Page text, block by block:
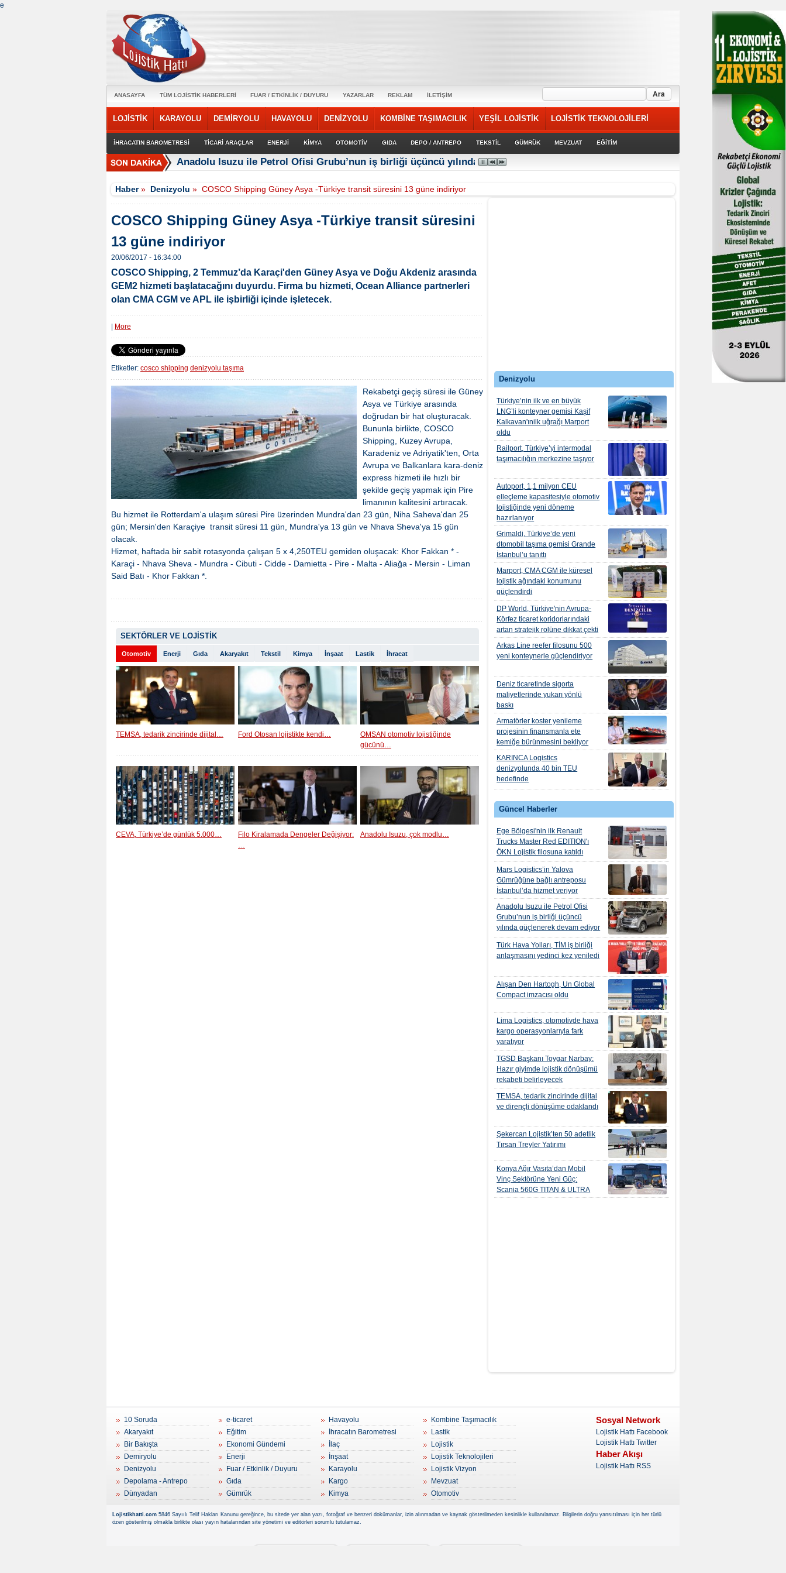
e
ANASAYFA TÜM LOJİSTİK HABERLERİ FUAR / ETKİNLİK / DUYURU YAZARLAR REKLAM İLETİŞİM
LOJİSTİK KARAYOLU DEMİRYOLU HAVAYOLU DENİZYOLU KOMBİNE TAŞIMACILIK YEŞİL LOJİSTİK LOJİSTİK TEKNOLOJİLERİ
İHRACATIN BAROMETRESİ TİCARİ ARAÇLAR ENERJİ KİMYA OTOMOTİV GIDA DEPO / ANTREPO TEKSTİL GÜMRÜK MEVZUAT EĞİTİM
Anadolu Isuzu ile Petrol Ofisi Grubu’nun iş birliği üçüncü yılında güçlenerek devam ediyor
Haber» Denizyolu »COSCO Shipping Güney Asya -Türkiye transit süresini 13 güne indiriyor
Denizyolu
Türkiye’nin ilk ve en büyük
LNG’li konteyner gemisi Kaşif
Kalkavan'ınilk uğrağı Marport
oldu
Railport, Türkiye’yi intermodal
taşımacılığın merkezine taşıyor
Autoport, 1,1 milyon CEU
elleçleme kapasitesiyle otomotiv
lojistiğinde yeni döneme
hazırlanıyor
Grimaldi, Türkiye’de yeni
dtomobil taşıma gemisi Grande
İstanbul’u tanıttı
Marport, CMA CGM ile küresel
lojistik ağındaki konumunu
güçlendirdi
DP World, Türkiye'nin Avrupa-
Körfez ticaret koridorlarındaki
artan stratejik rolüne dikkat çekti
Arkas Line reefer filosunu 500
yeni konteynerle güçlendiriyor
Deniz ticaretinde sigorta
maliyetlerinde yukarı yönlü
baskı
Armatörler koster yenileme
projesinin finansmanla ete
kemiğe bürünmesini bekliyor
KARINCA Logistics
denizyolunda 40 bin TEU
hedefinde
Güncel Haberler
Ege Bölgesi'nin ilk Renault
Trucks Master Red EDITION'ı
ÖKN Lojistik filosuna katıldı
Mars Logistics’in Yalova
Gümrüğüne bağlı antreposu
İstanbul’da hizmet veriyor
Anadolu Isuzu ile Petrol Ofisi
Grubu’nun iş birliği üçüncü
yılında güçlenerek devam ediyor
Türk Hava Yolları, TİM iş birliği
anlaşmasını yedinci kez yeniledi
Alışan Den Hartogh, Un Global
Compact imzacısı oldu
Lima Logistics, otomotivde hava
kargo operasyonlarıyla fark
yaratıyor
TGSD Başkanı Toygar Narbay:
Hazır giyimde lojistik dönüşümü
rekabeti belirleyecek
TEMSA, tedarik zincirinde dijital
ve dirençli dönüşüme odaklandı
Şekercan Lojistik’ten 50 adetlik
Tırsan Treyler Yatırımı
Konya Ağır Vasıta’dan Mobil
Vinç Sektörüne Yeni Güç:
Scania 560G TITAN & ULTRA
COSCO Shipping Güney Asya -Türkiye transit süresini
13 güne indiriyor
20/06/2017 - 16:34:00
COSCO Shipping, 2 Temmuz’da Karaçi'den Güney Asya ve Doğu Akdeniz arasında
GEM2 hizmeti başlatacağını duyurdu. Firma bu hizmeti, Ocean Alliance partnerleri
olan CMA CGM ve APL ile işbirliği içinde işletecek.
More
Etiketler: cosco shipping denizyolu taşıma
Rekabetçi geçiş süresi ile Güney
Asya ve Türkiye arasında
doğrudan bir hat oluşturacak.
Bununla birlikte, COSCO
Shipping, Kuzey Avrupa,
Karadeniz ve Adriyatik'ten, Orta
Avrupa ve Balkanlara kara-deniz
express hizmeti ile hızlı bir
şekilde geçiş yapmak için Pire
limanının kalitesini artıracak.
Bu hizmet ile Rotterdam'a ulaşım süresi Pire üzerinden Mundra'dan 23 gün, Niha Saheva'dan 25
gün; Mersin'den Karaçiye transit süresi 11 gün, Mundra'ya 13 gün ve Nhava Sheva'ya 15 gün
olacak.
Hizmet, haftada bir sabit rotasyonda çalışan 5 x 4,250TEU gemiden oluşacak: Khor Fakkan * -
Karaçi - Nhava Sheva - Mundra - Cibuti - Cidde - Damietta - Pire - Malta - Aliağa - Mersin - Liman
Said Batı - Khor Fakkan *.
SEKTÖRLER VE LOJİSTİK
Otomotiv Enerji Gıda Akaryakıt Tekstil Kimya İnşaat Lastik İhracat
TEMSA, tedarik zincirinde dijital… Ford Otosan lojistikte kendi…
OMSAN otomotiv lojistiğinde
gücünü…
CEVA, Türkiye’de günlük 5.000…
Filo Kiralamada Dengeler Değişiyor:
…
Anadolu Isuzu, çok modlu…
10 Soruda
Akaryakıt
Bir Bakışta
Demiryolu
Denizyolu
Depolama - Antrepo
Dünyadan
e-ticaret
Eğitim
Ekonomi Gündemi
Enerji
Fuar / Etkinlik / Duyuru
Gıda
Gümrük
Havayolu
İhracatın Barometresi
İlaç
İnşaat
Karayolu
Kargo
Kimya
Kombine Taşımacılık
Lastik
Lojistik
Lojistik Teknolojileri
Lojistik Vizyon
Mevzuat
Otomotiv
Sosyal Network
Lojistik Hattı Facebook
Lojistik Hattı Twitter
Haber Akışı
Lojistik Hattı RSS
Lojistikhatti.com 5846 Sayıılı Telif Hakları Kanunu gereğince, bu sitede yer alan yazı, fotoğraf ve benzeri dokümanlar, izin alınmadan ve kaynak gösterilmeden kesinlikle kullanılamaz. Bilgilerin doğru yansıtılması için her türlü
özen gösterilmiş olmakla birlikte olası yayın hatalarından site yönetimi ve editörleri sorumlu tutulamaz.